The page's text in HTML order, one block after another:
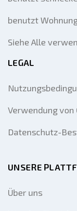
benutzt
Siehe Alle
LEGAL
Verwendung von
Datenschutz-
UNSERE
Über uns